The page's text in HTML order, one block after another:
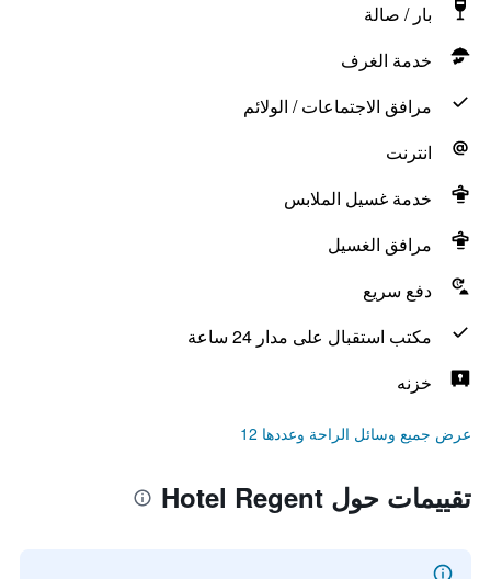
بار / صالة
خدمة الغرف
مرافق الاجتماعات / الولائم
انترنت
خدمة غسيل الملابس
مرافق الغسيل
دفع سريع
مكتب استقبال على مدار 24 ساعة
خزنه
عرض جميع وسائل الراحة وعددها 12
تقييمات حول Hotel Regent